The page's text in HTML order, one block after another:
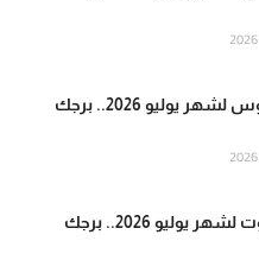
توقعات برج القوس لشهر يوليو 2026.. برجك
توقعات برج الحوت لشهر يوليو 2026.. برجك